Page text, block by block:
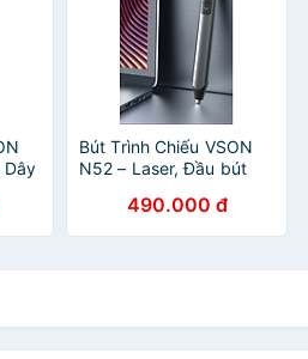
Dây
Bút Trình Chiếu VSON
N52 – Laser, Đầu bút
Lợi - Hàng nhập khẩu
490.000 đ